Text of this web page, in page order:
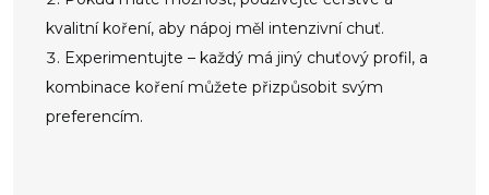
kvalitní koření, aby nápoj měl intenzivní chuť.
Experimentujte – každý má jiný chuťový profil, a
kombinace koření můžete přizpůsobit svým
preferencím.